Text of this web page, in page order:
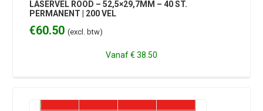
LASERVEL ROOD – 52,5×29,7MM – 40 ST.
PERMANENT | 200 VEL
€60.50 (excl. btw)
Vanaf€ 38.50